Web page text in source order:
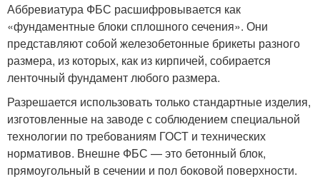
Аббревиатура ФБС расшифровывается как
«фундаментные блоки сплошного сечения». Они
представляют собой железобетонные брикеты разного
размера, из которых, как из кирпичей, собирается
ленточный фундамент любого размера.
Разрешается использовать только стандартные изделия,
изготовленные на заводе с соблюдением специальной
технологии по требованиям ГОСТ и технических
нормативов. Внешне ФБС — это бетонный блок,
прямоугольный в сечении и пол боковой поверхности.